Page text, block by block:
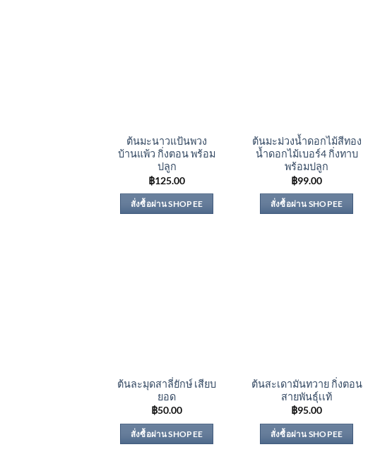
ต้นมะนาวแป้นพวง
บ้านแพ้ว กิ่งตอน พร้อม
ปลูก
฿125.00
สั่งซื้อผ่าน SHOPEE
ต้นมะม่วงน้ำดอกไม้สีทอง
น้ำดอกไม้เบอร์4 กิ่งทาบ
พร้อมปลูก
฿99.00
สั่งซื้อผ่าน SHOPEE
ต้นละมุดสาลี่ยักษ์ เสียบ
ยอด
฿50.00
สั่งซื้อผ่าน SHOPEE
ต้นสะเดามันทวาย กิ่งตอน
สายพันธุ์เเท้
฿95.00
สั่งซื้อผ่าน SHOPEE